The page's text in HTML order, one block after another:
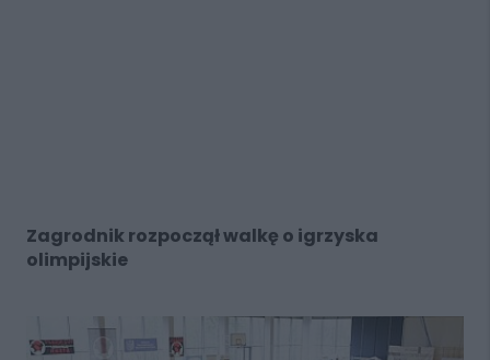
Zagrodnik rozpoczął walkę o igrzyska
olimpijskie